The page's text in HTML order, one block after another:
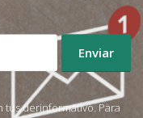
tus derinformativo. Para
son...